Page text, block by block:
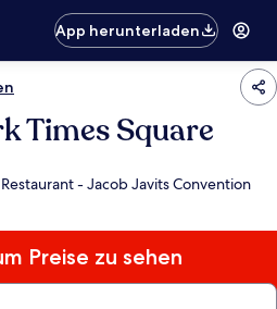
App herunterladen
Times Square
- Jacob Javits Convention
Preise zu sehen